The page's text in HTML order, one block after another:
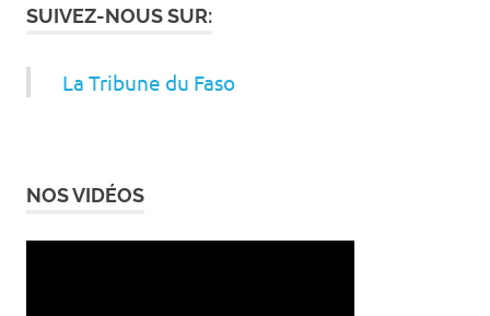
SUIVEZ-NOUS SUR:
La Tribune du Faso
NOS VIDÉOS